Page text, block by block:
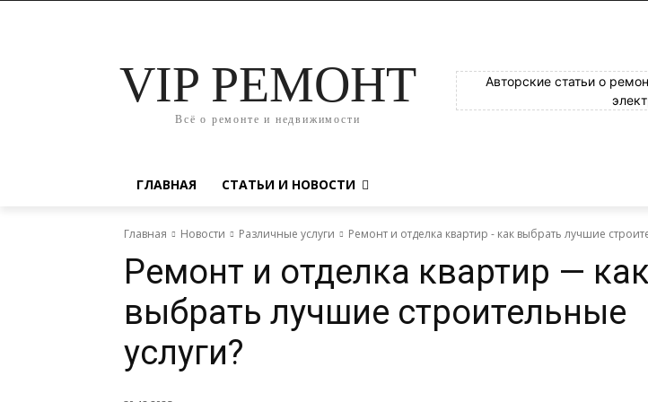
VIP РЕМОНТ
Всё о ремонте и недвижимости
Авторские статьи о
ГЛАВНАЯ СТАТЬИ И НОВОСТИ
Главная Новости Различные услуги Ремонт и отделка квартир - как выбрать лучшие
Ремонт и отделка квартир — как
выбрать лучшие строительные
услуги?